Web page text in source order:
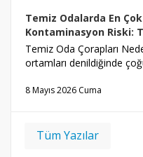
Temiz Odalarda En
Kontaminasyon Riski:
Temiz Oda Çorapları
ortamları denildiğinde
8 Mayıs 2026 Cuma
Tüm Yazılar